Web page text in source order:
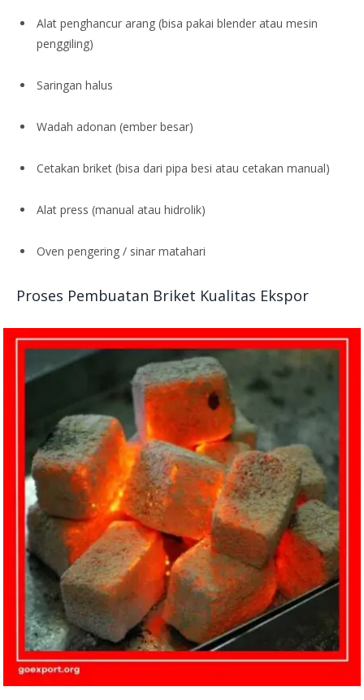
Alat penghancur arang (bisa pakai blender atau mesin
penggiling)
Saringan halus
Wadah adonan (ember besar)
Cetakan briket (bisa dari pipa besi atau cetakan manual)
Alat press (manual atau hidrolik)
Oven pengering / sinar matahari
Proses Pembuatan Briket Kualitas Ekspor